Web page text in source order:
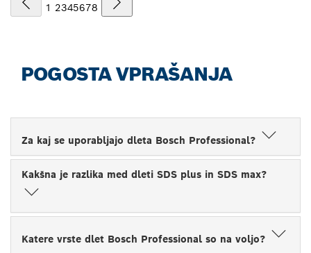
1 2345678
POGOSTA VPRAŠANJA
Za kaj se uporabljajo dleta Bosch Professional?
Kakšna je razlika med dleti SDS plus in SDS max?
Katere vrste dlet Bosch Professional so na voljo?